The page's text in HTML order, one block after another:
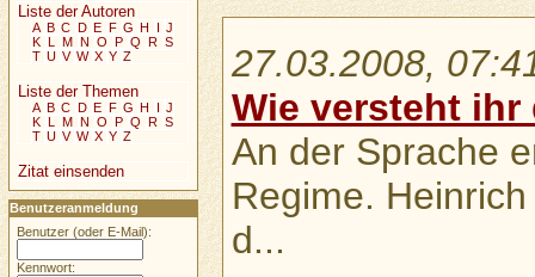
27.03.2008,
Wie versteht ihr
An der Sprache
Regime.
d...
Liste der Autoren
A B C D E F G H I J
K L M N O P Q R S
T U V W X Y Z
Liste der Themen
A B C D E F G H I J
K L M N O P Q R S
T U V W X Y Z
Zitat einsenden
Benutzeranmeldung
Benutzer (oder E-Mail):
Kennwort: